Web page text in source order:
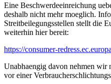
Eine Beschwerdeeinreichung
deshalb nicht mehr moeglich.
Streitbeilegungsstellen stellt die
weiterhin hier bereit:
https://consumer-
Unabhaengig davon nehmen wir
vor einer